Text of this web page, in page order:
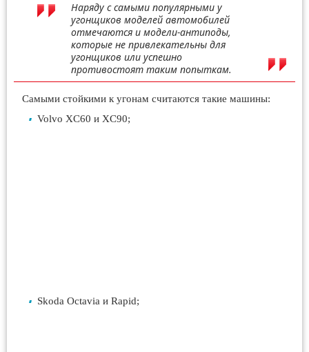
Наряду с самыми популярными у
угонщиков моделей автомобилей
отмечаются и модели-антиподы,
которые не привлекательны для
угонщиков или успешно
противостоят таким попыткам.
Самыми стойкими к угонам считаются такие машины:
Volvo XC60 и XC90;
Skoda Octavia и Rapid;